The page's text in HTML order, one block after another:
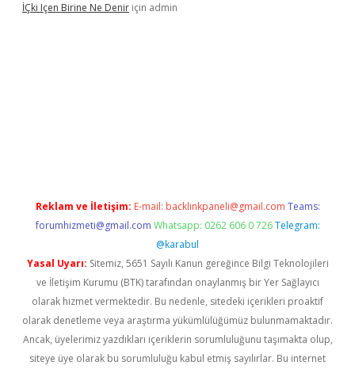
İÇki Içen Birine Ne Denir için admin
Reklam ve İletişim: E-mail: backlinkpaneli@gmail.com Teams:
forumhizmeti@gmail.com Whatsapp: 0262 606 0 726 Telegram:
@karabul
Yasal Uyarı: Sitemiz, 5651 Sayılı Kanun gereğince Bilgi Teknolojileri
ve İletişim Kurumu (BTK) tarafından onaylanmış bir Yer Sağlayıcı
olarak hizmet vermektedir. Bu nedenle, sitedeki içerikleri proaktif
olarak denetleme veya araştırma yükümlülüğümüz bulunmamaktadır.
Ancak, üyelerimiz yazdıkları içeriklerin sorumluluğunu taşımakta olup,
siteye üye olarak bu sorumluluğu kabul etmiş sayılırlar. Bu internet